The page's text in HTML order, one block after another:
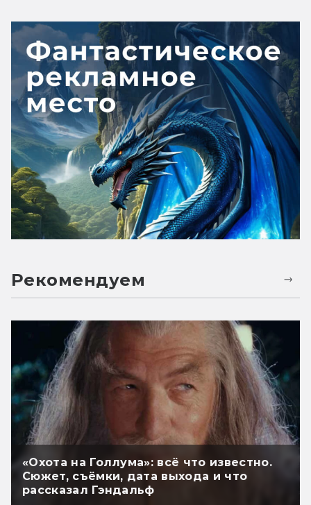
Рекомендуем
«Охота на Голлума»: всё что известно.
Сюжет, съёмки, дата выхода и что
рассказал Гэндальф